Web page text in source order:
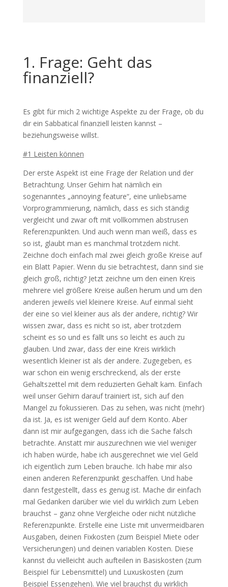
1. Frage: Geht das
finanziell?
Es gibt für mich 2 wichtige Aspekte zu der Frage, ob du
dir ein Sabbatical finanziell leisten kannst –
beziehungsweise willst.
#1 Leisten können
Der erste Aspekt ist eine Frage der Relation und der
Betrachtung. Unser Gehirn hat nämlich ein
sogenanntes „annoying feature“, eine unliebsame
Vorprogrammierung, nämlich, dass es sich ständig
vergleicht und zwar oft mit vollkommen abstrusen
Referenzpunkten. Und auch wenn man weiß, dass es
so ist, glaubt man es manchmal trotzdem nicht.
Zeichne doch einfach mal zwei gleich große Kreise auf
ein Blatt Papier. Wenn du sie betrachtest, dann sind sie
gleich groß, richtig? Jetzt zeichne um den einen Kreis
mehrere viel größere Kreise außen herum und um den
anderen jeweils viel kleinere Kreise. Auf einmal sieht
der eine so viel kleiner aus als der andere, richtig? Wir
wissen zwar, dass es nicht so ist, aber trotzdem
scheint es so und es fällt uns so leicht es auch zu
glauben. Und zwar, dass der eine Kreis wirklich
wesentlich kleiner ist als der andere. Zugegeben, es
war schon ein wenig erschreckend, als der erste
Gehaltszettel mit dem reduzierten Gehalt kam. Einfach
weil unser Gehirn darauf trainiert ist, sich auf den
Mangel zu fokussieren. Das zu sehen, was nicht (mehr)
da ist. Ja, es ist weniger Geld auf dem Konto. Aber
dann ist mir aufgegangen, dass ich die Sache falsch
betrachte. Anstatt mir auszurechnen wie viel weniger
ich haben würde, habe ich ausgerechnet wie viel Geld
ich eigentlich zum Leben brauche. Ich habe mir also
einen anderen Referenzpunkt geschaffen. Und habe
dann festgestellt, dass es genug ist. Mache dir einfach
mal Gedanken darüber wie viel du wirklich zum Leben
brauchst – ganz ohne Vergleiche oder nicht nützliche
Referenzpunkte. Erstelle eine Liste mit unvermeidbaren
Ausgaben, deinen Fixkosten (zum Beispiel Miete oder
Versicherungen) und deinen variablen Kosten. Diese
kannst du vielleicht auch aufteilen in Basiskosten (zum
Beispiel für Lebensmittel) und Luxuskosten (zum
Beispiel Essengehen). Wie viel brauchst du wirklich